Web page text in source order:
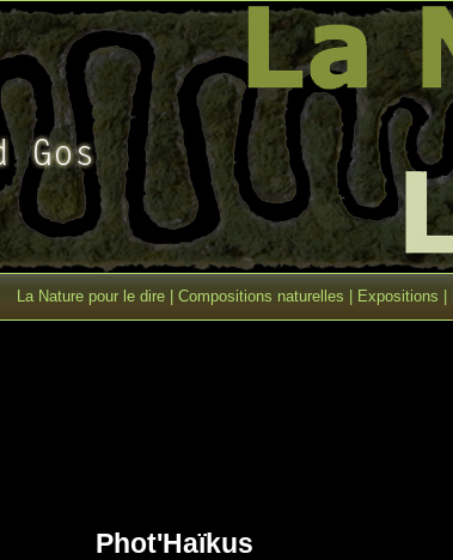
La Nature pour le dire| Compositions naturelles Expositions
Phot'Haïkus